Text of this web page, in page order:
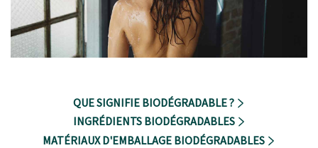
QUE SIGNIFIE BIODÉGRADABLE ?
INGRÉDIENTS BIODÉGRADABLES
MATÉRIAUX D'EMBALLAGE BIODÉGRADABLES